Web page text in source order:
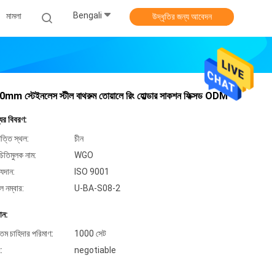
মামলা Bengali উদ্ধৃতির জন্য আবেদন
স্টেইনলেস স্টীল বাথরুম তোয়ালে রিং হোল্ডার সাকশন ফিক্সড ODM
বিবরণ:
স্থল:
চীন
নাম:
WGO
ISO 9001
নম্বার:
U-BA-S08-2
চাহিদার পরিমাণ:
1000 সেট
negotiable